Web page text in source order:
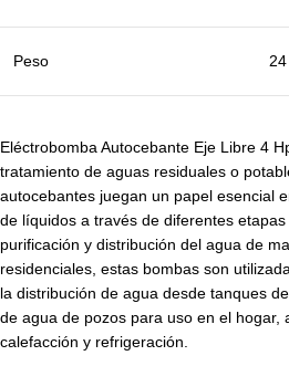
Peso 24
Eléctrobomba Autocebante Eje Libre 4
tratamiento de aguas residuales o
autocebantes juegan un papel esencial
de líquidos a través de diferentes
purificación y distribución del agua de
residenciales, estas bombas son
la distribución de agua desde tanques
de agua de pozos para uso en el hogar,
calefacción y refrigeración.